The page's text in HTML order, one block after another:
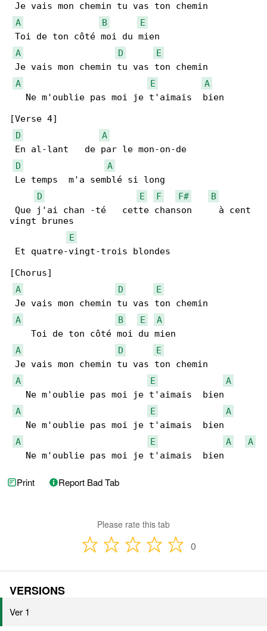
Je vais mon chemin tu vas ton chemin
A
B
E
Toi de ton côté moi du mien
A
D
E
Je vais mon chemin tu vas ton chemin
A
E
A
   Ne m'oublie pas moi je t'aimais  bien
[Verse 4]
D
A
En al-lant   de par le mon-on-de
D
A
Le temps  m'a semblé si long
D
E F F#
B
Que j'ai chan -té   cette chanson     à cent
vingt brunes
E
Et quatre-vingt-trois blondes
[Chorus]
A
D
E
Je vais mon chemin tu vas ton chemin
A
B E
A
    Toi de ton côté moi du mien
A
D
E
Je vais mon chemin tu vas ton chemin
A
E
A
   Ne m'oublie pas moi je t'aimais  bien
A
E
A
   Ne m'oublie pas moi je t'aimais  bien
A
E A
A
   Ne m'oublie pas moi je t'aimais  bien
Print Report Bad Tab
Please rate this tab
0
VERSIONS
Ver 1